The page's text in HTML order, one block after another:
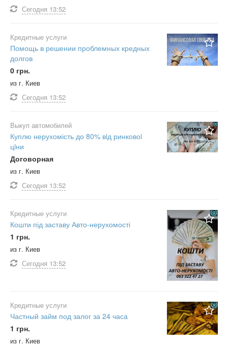
Сегодня 13:52
Кредитные услуги
Помощь в решении проблемных кредных
долгов
0 грн.
из г. Киев
Сегодня 13:52
Выкуп автомобилей
Куплю нерухомість до 80% вiд ринковоi
цiни
Договорная
из г. Киев
Сегодня 13:52
Кредитные услуги
Кошти під заставу Авто-нерухомості
1 грн.
из г. Киев
Сегодня 13:52
Кредитные услуги
Частный займ под залог за 24 часа
1 грн.
из г. Киев